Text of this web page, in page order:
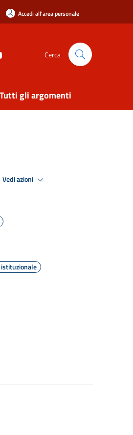
Accedi all'area personale
Cerca
Tutti gli argomenti
Vedi azioni
istituzionale